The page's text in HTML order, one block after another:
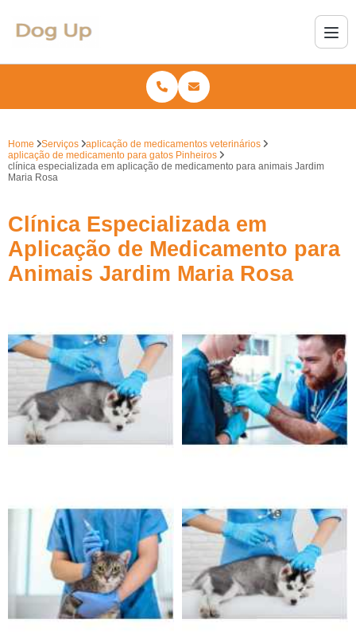
Home Serviços
aplicação de medicamentos veterinários
aplicação de medicamento para gatos Pinheiros
clínica especializada em aplicação de medicamento para animais Jardim
Maria Rosa
Clínica Especializada em
Aplicação de Medicamento para
Animais Jardim Maria Rosa